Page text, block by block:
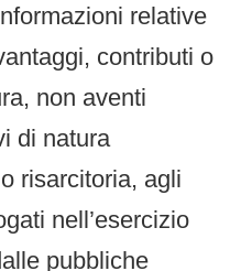
relative
contributi o
non aventi
di natura
risarcitoria, agli
nell’esercizio
pubbliche